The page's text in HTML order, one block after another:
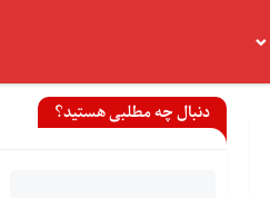
دنبال چه مطلبی هستید؟